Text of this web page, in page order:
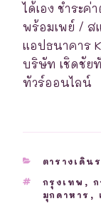
ได้เอง ชำระ
พร้อมเพย์ / ส
แอปธนาคาร
บริษัท เชิดชัย
ทัวร์ออนไลน์
ตารางเดิน
TAGS
กรุงเทพ ,
มุกดาหาร ,